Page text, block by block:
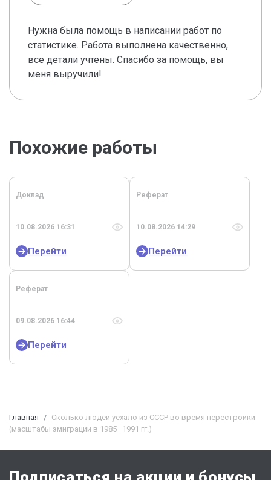
Нужна была помощь в написании работ по
статистике. Работа выполнена качественно,
все детали учтены. Спасибо за помощь, вы
меня выручили!
Похожие работы
Доклад
10.08.2026 16:31
Перейти
Реферат
10.08.2026 14:29
Перейти
Реферат
09.08.2026 16:44
Перейти
Главная
Сколько людей уехало из СССР во время перестройки
(масштабы эмиграции в 1985–1991 гг.)